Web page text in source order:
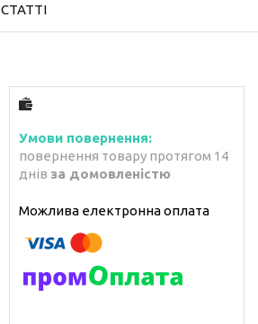
СТАТТІ
повернення товару протягом 14
днів за домовленістю